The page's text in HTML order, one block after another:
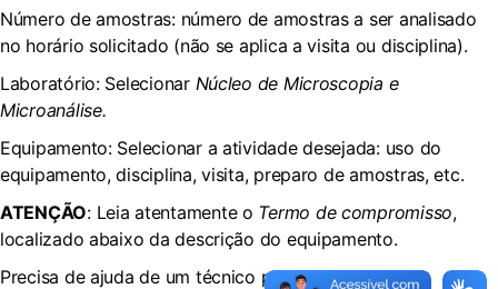
Número de amostras: número de amostras a ser analisado
no horário solicitado (não se aplica a visita ou disciplina).
Laboratório: Selecionar Núcleo de Microscopia e
Microanálise.
Equipamento: Selecionar a atividade desejada: uso do
equipamento, disciplina, visita, preparo de amostras, etc.
ATENÇÃO: Leia atentamente o Termo de compromisso,
localizado abaixo da descrição do equipamento.
Precisa de ajuda de um técnico para operar o